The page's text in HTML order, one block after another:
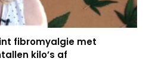
fibromyalgie met
kilo’s af